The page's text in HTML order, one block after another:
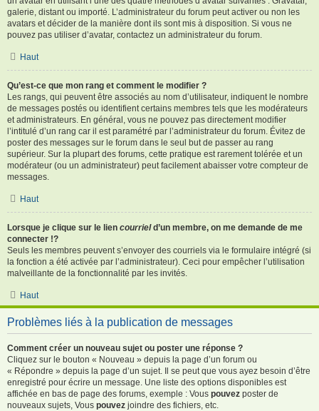
galerie, distant ou importé. L’administrateur du forum peut activer ou non les
avatars et décider de la manière dont ils sont mis à disposition. Si vous ne
pouvez pas utiliser d’avatar, contactez un administrateur du forum.
Haut
Qu’est-ce que mon rang et comment le modifier ?
Les rangs, qui peuvent être associés au nom d’utilisateur, indiquent le nombre
de messages postés ou identifient certains membres tels que les modérateurs
et administrateurs. En général, vous ne pouvez pas directement modifier
l’intitulé d’un rang car il est paramétré par l’administrateur du forum. Évitez de
poster des messages sur le forum dans le seul but de passer au rang
supérieur. Sur la plupart des forums, cette pratique est rarement tolérée et un
modérateur (ou un administrateur) peut facilement abaisser votre compteur de
messages.
Haut
Lorsque je clique sur le lien courrield’un membre, on me demande de me
connecter !?
Seuls les membres peuvent s’envoyer des courriels via le formulaire intégré (si
la fonction a été activée par l’administrateur). Ceci pour empêcher l’utilisation
malveillante de la fonctionnalité par les invités.
Haut
Problèmes liés à la publication de messages
Comment créer un nouveau sujet ou poster une réponse ?
Cliquez sur le bouton « Nouveau » depuis la page d’un forum ou
« Répondre » depuis la page d’un sujet. Il se peut que vous ayez besoin d’être
enregistré pour écrire un message. Une liste des options disponibles est
affichée en bas de page des forums, exemple : Vous pouvez poster de
nouveaux sujets, Vous pouvez joindre des fichiers, etc.